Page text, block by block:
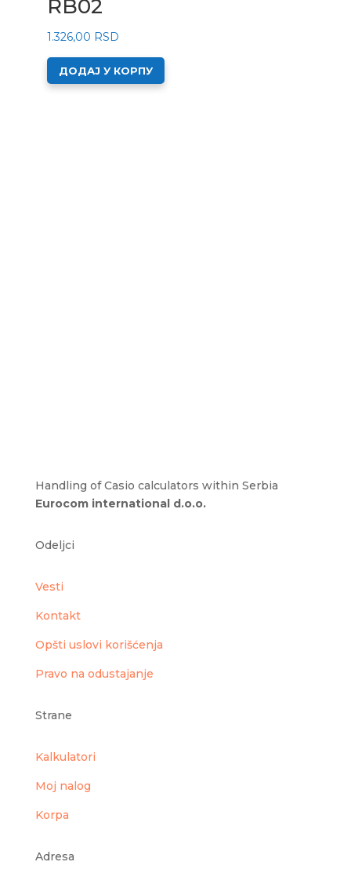
RB02
1.326,00 RSD
ДОДАЈ У КОРПУ
Handling of Casio calculators within Serbia
Eurocom international d.o.o.
Odeljci
Vesti
Kontakt
Opšti uslovi korišćenja
Pravo na odustajanje
Strane
Kalkulatori
Moj nalog
Korpa
Adresa